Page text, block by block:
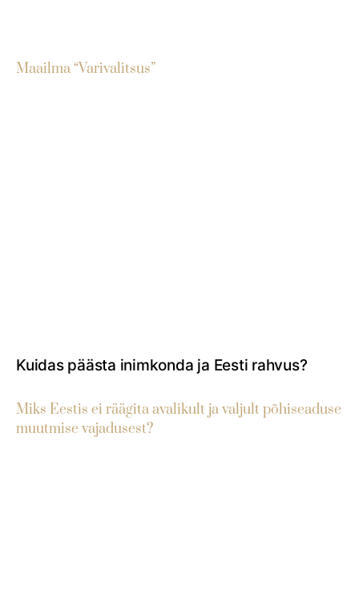
Maailma “Varivalitsus”
Kuidas päästa inimkonda ja Eesti rahvus?
Miks Eestis ei räägita avalikult ja valjult põhiseaduse
muutmise vajadusest?